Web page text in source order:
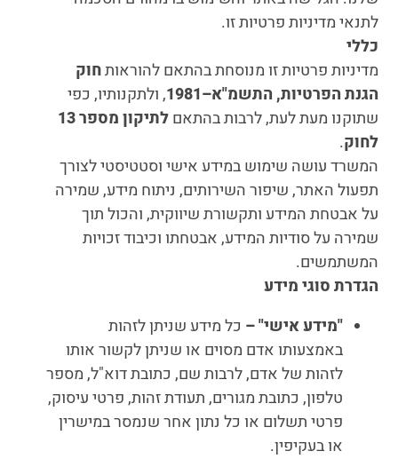
לתנאי מדיניות פרטיות זו.
כללי
מדיניות פרטיות זו מנוסחת בהתאם להוראותחוק
הגנת הפרטיות, התשמ"א–1981
, ולתקנותיו, כפי
שתוקנו מעת לעת, לרבות בהתאם
לתיקון מספר 13
לחוק.
המשרד עושה שימוש במידע אישי וסטטיסטי לצורך
תפעול האתר, שיפור השירותים, ניתוח מידע, שמירה
על אבטחת המידע ותקשורת שיווקית, והכול תוך
שמירה על סודיות המידע, אבטחתו וכיבוד זכויות
המשתמשים.
הגדרת סוגי מידע
"מידע אישי" – כל מידע שניתן לזהות
באמצעותו אדם מסוים או שניתן לקשור אותו
לזהות של אדם, לרבות שם, כתובת דוא"ל, מספר
טלפון, כתובת מגורים, תעודת זהות, פרטי עיסוק,
פרטי תשלום או כל נתון אחר שנמסר במישרין
או בעקיפין.